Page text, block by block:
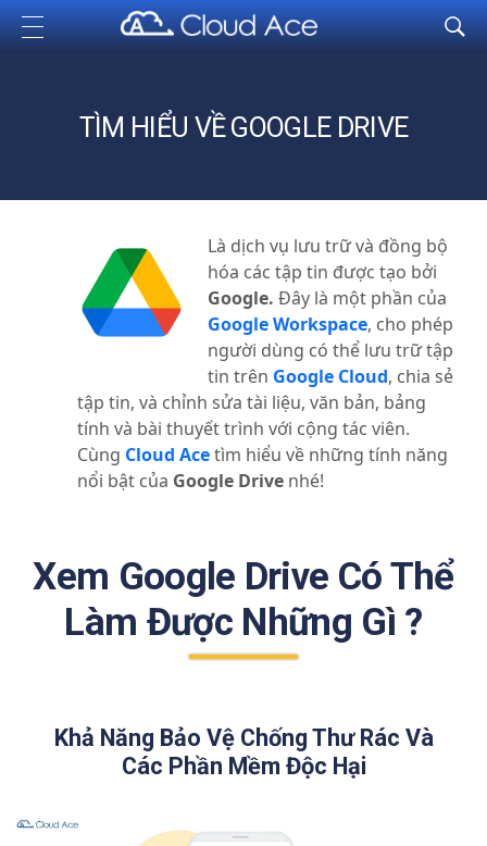
Cloud Ace
Nhà cung cấp giải pháp trên GCP cho doanh nghiệp
TÌM HIỂU VỀ GOOGLE DRIVE
Là dịch vụ lưu trữ và đồng bộ
hóa các tập tin được tạo bởi
Google. Đây là một phần của
Google Workspace, cho phép
người dùng có thể lưu trữ tập
tin trên Google Cloud, chia sẻ
tập tin, và chỉnh sửa tài liệu, văn bản, bảng
tính và bài thuyết trình với cộng tác viên.
Cùng Cloud Acetìm hiểu về những tính năng
nổi bật của Google Drive nhé!
Xem Google Drive Có Thể
Làm Được Những Gì ?
Khả Năng Bảo Vệ Chống Thư Rác Và
Các Phần Mềm Độc Hại